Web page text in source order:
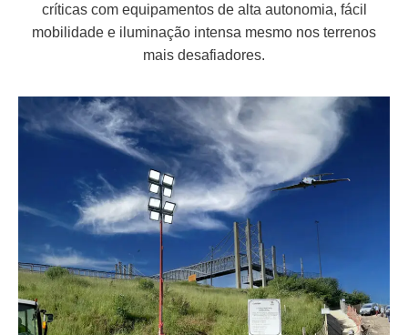
críticas com equipamentos de alta autonomia, fácil
mobilidade e iluminação intensa mesmo nos terrenos
mais desafiadores.